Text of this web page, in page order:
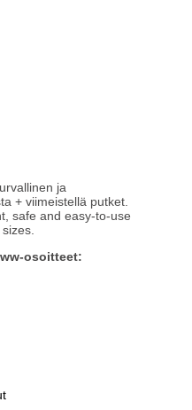
ja
+ viimeistellä putket.
safe and easy-to-use
osoitteet: